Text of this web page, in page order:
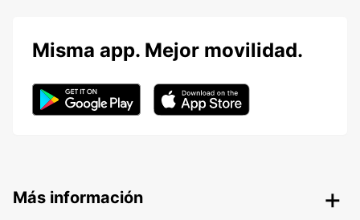
Misma app. Mejor movilidad.
Más información